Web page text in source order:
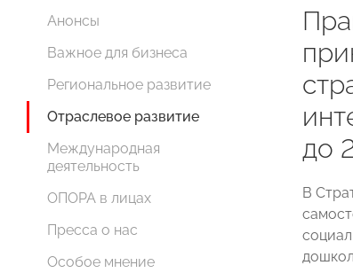
Анонсы
Важное для бизнеса
Региональное развитие
Отраслевое развитие
Международная
деятельность
ОПОРА в лицах
Пресса о нас
Особое мнение
до
В